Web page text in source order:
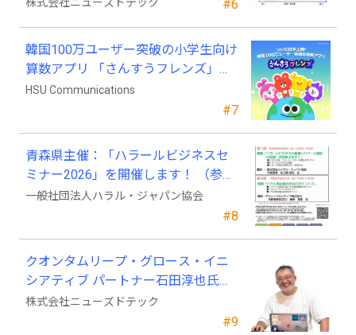
#6
株式会社ニューズドテック
#7
韓国100万ユーザー突破の小学生向け
算数アプリ 「さんすうフレンズ」、
ついに日本上陸!
HSU Communications
#8
青森県主催：「ハラールビジネスセ
ミナー2026」を開催します！ （参加
費無料）
一般社団法人ハラル・ジャパン協会
#9
クオンタムリープ・グロース・イニ
シアティブ パートナー石田淳也氏が
ニューズドテックの戦略顧問に就任
株式会社ニューズドテック